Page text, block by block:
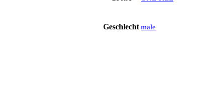
Geschlecht male